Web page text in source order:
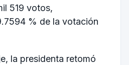
519 votos,
% de la votación
la presidenta retomó